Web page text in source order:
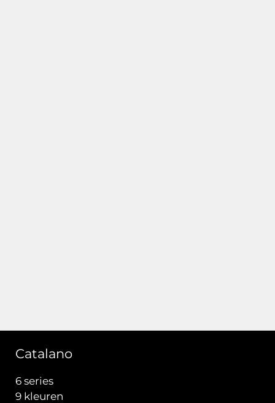
Catalano
6 series
9 kleuren